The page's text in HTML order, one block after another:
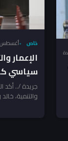
خاص أغسطس 6, 2026
الإعمار
سياسي
السلاح
الإرهاب
جريدة /.. أكد
والتنمية،